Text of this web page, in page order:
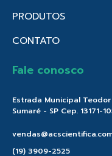
PRODUTOS
CONTATO
Fale conosco
Estrada Municipal
Sumaré - SP Cep. 13171-
(19) 3909-2525